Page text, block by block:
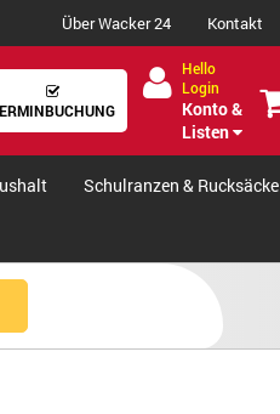
Über Wacker 24 Kontakt
Hello
Login
Konto &
Listen
Schulranzen & Rucksäcke